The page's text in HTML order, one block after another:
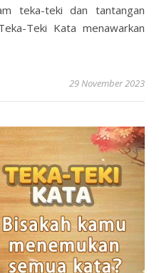
teka-teki dan tantangan
Teki Kata menawarkan
29 November 2023